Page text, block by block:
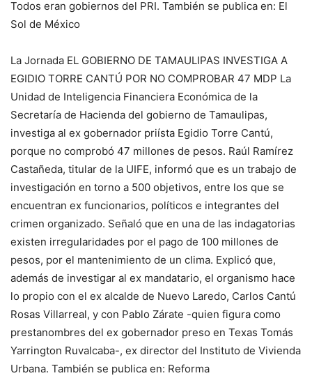
Todos eran gobiernos del PRI. También se publica en: El
Sol de México
La Jornada EL GOBIERNO DE TAMAULIPAS INVESTIGA A
EGIDIO TORRE CANTÚ POR NO COMPROBAR 47 MDP La
Unidad de Inteligencia Financiera Económica de la
Secretaría de Hacienda del gobierno de Tamaulipas,
investiga al ex gobernador priísta Egidio Torre Cantú,
porque no comprobó 47 millones de pesos. Raúl Ramírez
Castañeda, titular de la UIFE, informó que es un trabajo de
investigación en torno a 500 objetivos, entre los que se
encuentran ex funcionarios, políticos e integrantes del
crimen organizado. Señaló que en una de las indagatorias
existen irregularidades por el pago de 100 millones de
pesos, por el mantenimiento de un clima. Explicó que,
además de investigar al ex mandatario, el organismo hace
lo propio con el ex alcalde de Nuevo Laredo, Carlos Cantú
Rosas Villarreal, y con Pablo Zárate -quien figura como
prestanombres del ex gobernador preso en Texas Tomás
Yarrington Ruvalcaba-, ex director del Instituto de Vivienda
Urbana. También se publica en: Reforma